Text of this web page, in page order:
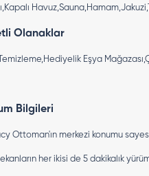
Olanaklar
Eşya
Bilgileri
Ottoman'ın merkezi konumu
her ikisi de 5 dakikalık